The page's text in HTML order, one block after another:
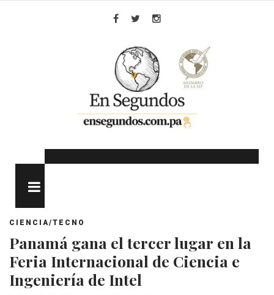
CIENCIA/TECNO
Panamá gana el tercer lugar en la
Feria Internacional de Ciencia e
Ingeniería de Intel